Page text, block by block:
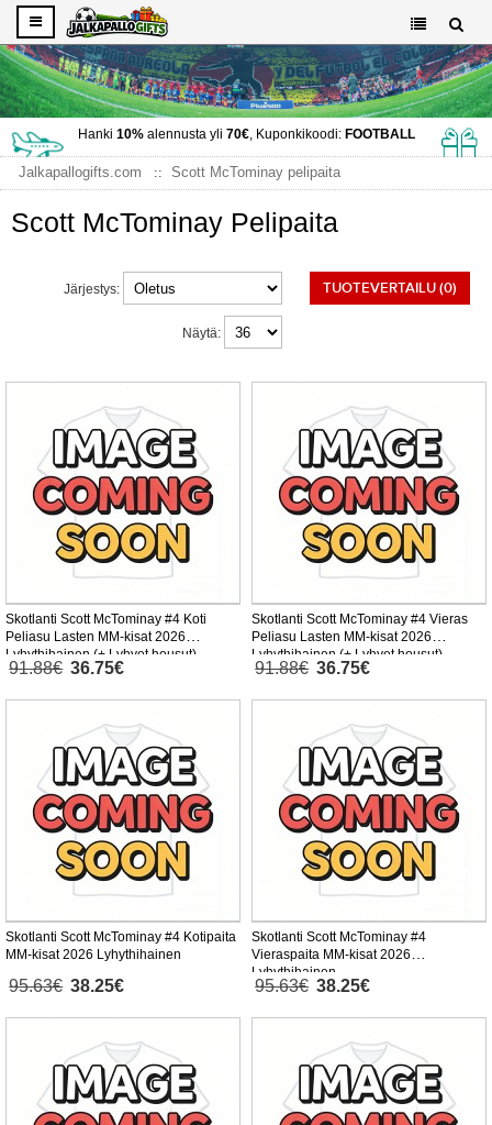
Hanki 10%alennusta yli 70€, Kuponkikoodi: FOOTBALL
Jalkapallogifts.com Scott McTominay pelipaita
Scott McTominay Pelipaita
TUOTEVERTAILU (0)
Järjestys:
Näytä:
Skotlanti Scott McTominay #4 Koti
Peliasu Lasten MM-kisat 2026
Lyhythihainen (+ Lyhyet housut)
91.88€ 36.75€
Skotlanti Scott McTominay #4 Vieras
Peliasu Lasten MM-kisat 2026
Lyhythihainen (+ Lyhyet housut)
91.88€ 36.75€
Skotlanti Scott McTominay #4 Kotipaita
MM-kisat 2026 Lyhythihainen
95.63€ 38.25€
Skotlanti Scott McTominay #4
Vieraspaita MM-kisat 2026
Lyhythihainen
95.63€ 38.25€